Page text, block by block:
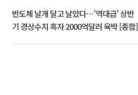
반도체 날개 달고 날았다⋯'역대급' 상반
기 경상수지 흑자 2000억달러 육박 [종합]